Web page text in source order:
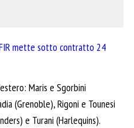
mette sotto contratto 24
Maris e Sgorbini
(Grenoble), Rigoni e Tounesi
e Turani (Harlequins).